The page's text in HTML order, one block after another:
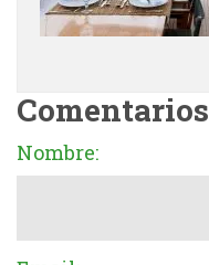
Comentarios
Nombre: